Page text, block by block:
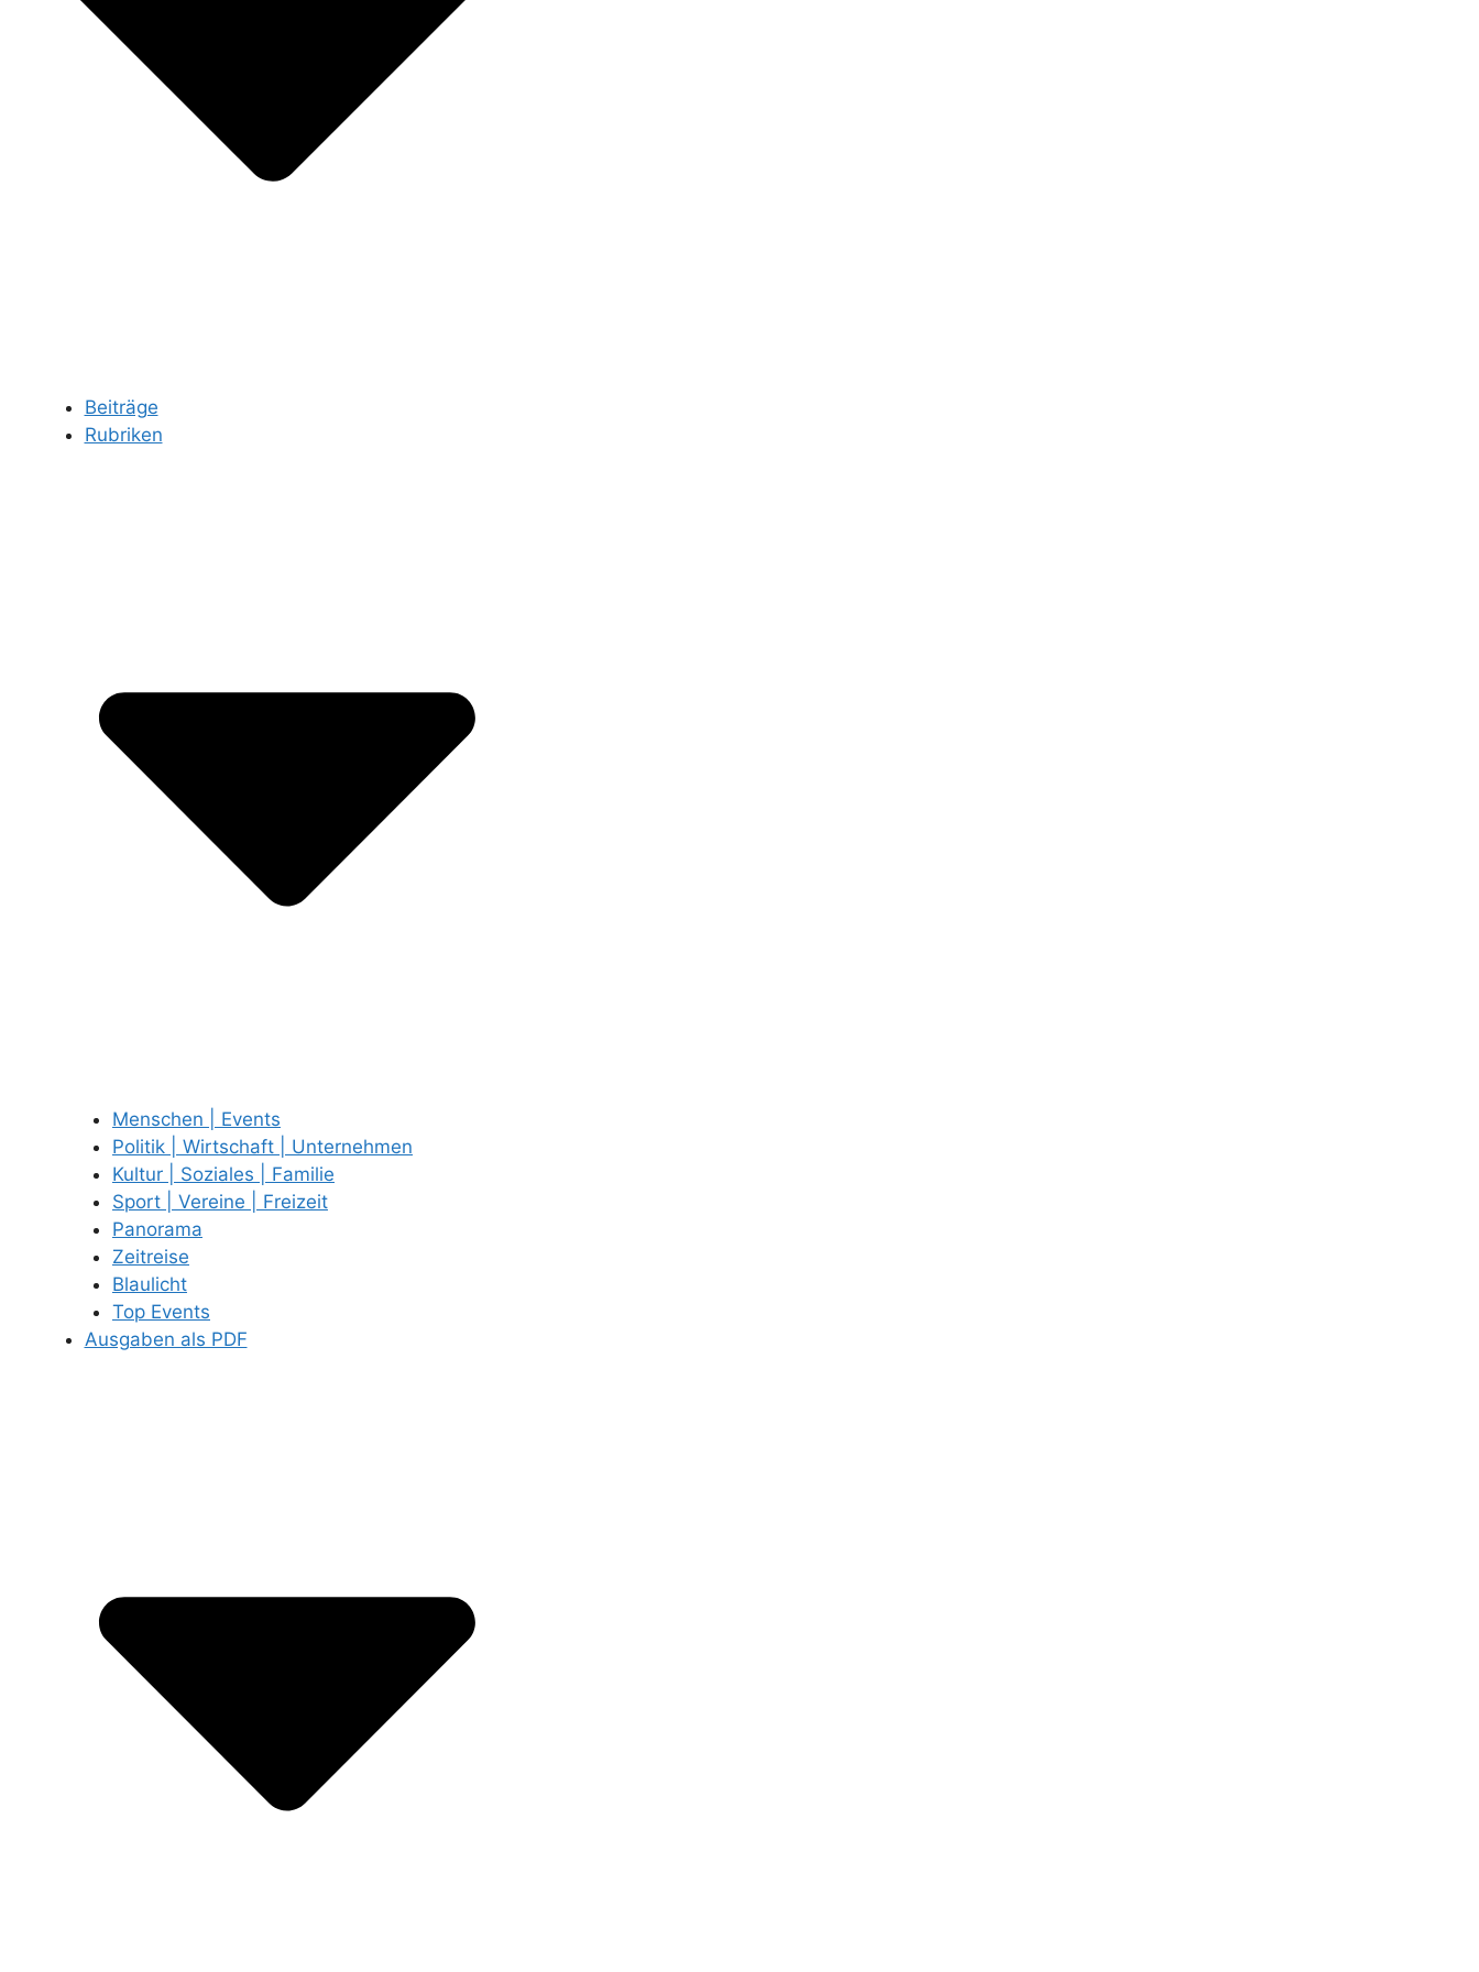
Beiträge
Rubriken
Menschen | Events
Politik | Wirtschaft | Unternehmen
Kultur | Soziales | Familie
Sport | Vereine | Freizeit
Panorama
Zeitreise
Blaulicht
Top Events
Ausgaben als PDF